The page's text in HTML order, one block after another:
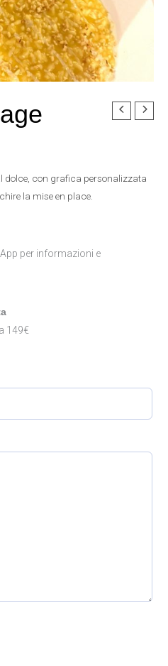
dolce, con grafica personalizzata
la mise en place.
per informazioni e
149€